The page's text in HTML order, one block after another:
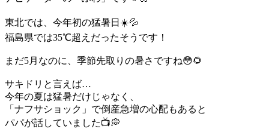
東北では、今年初の猛暑日☀️💦
福島県では35℃超えだったそうです！
まだ5月なのに、季節先取りの暑さですね😳🌻
サキドリと言えば…
今年の夏は猛暑だけじゃなく、
「ナフサショック」で倒産急増の心配もあると
パパが話していました📺💭